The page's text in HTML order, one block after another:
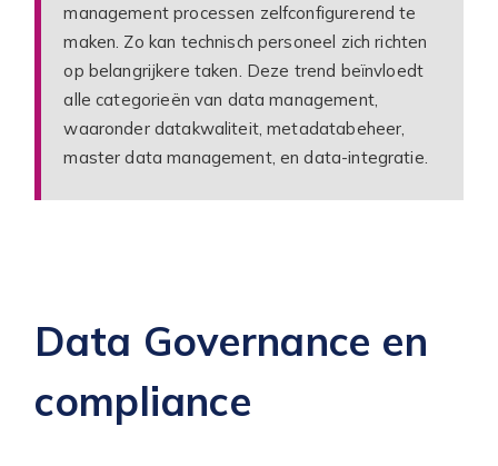
management processen zelfconfigurerend te
maken. Zo kan technisch personeel zich richten
op belangrijkere taken. Deze trend beïnvloedt
alle categorieën van data management,
waaronder datakwaliteit, metadatabeheer,
master data management, en data-integratie.
Data Governance en
compliance